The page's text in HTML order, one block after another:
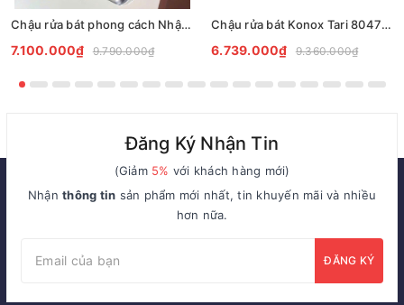
Chậu rửa bát phong cách Nhật chống xước Tari Smart 8050
7.100.000₫ 9.790.000₫
Chậu rửa bát Konox Tari 8047SU
6.739.000₫ 9.360.000₫
Đăng Ký Nhận Tin
(Giảm 5% với khách hàng mới)
Nhậnthông tin sản phẩm mới nhất, tin khuyến mãi và nhiều
hơn nữa.
ĐĂNG KÝ